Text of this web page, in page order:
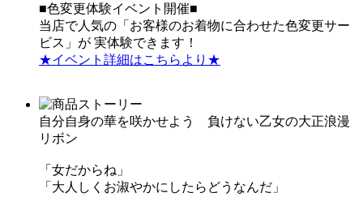
■色変更体験イベント開催■
当店で人気の「お客様のお着物に合わせた色変更サー
ビス」が 実体験できます！
★イベント詳細はこちらより★
自分自身の華を咲かせよう 負けない乙女の大正浪漫
リボン
「女だからね」
「大人しくお淑やかにしたらどうなんだ」